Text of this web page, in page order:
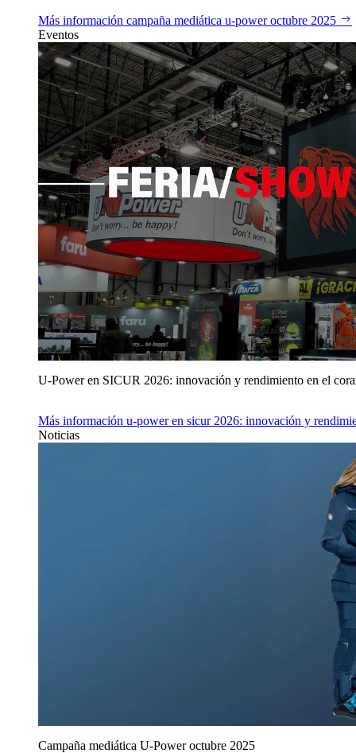
Más información campaña mediática u‑power octubre 2025
Eventos
U‑Power en SICUR 2026: innovación y rendimiento en el
Más información u‑power en sicur 2026: innovación y
Noticias
Campaña mediática U‑Power octubre 2025